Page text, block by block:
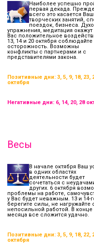
Наиболее успешно
первая декада. Прежде
всего это касается
творческих занятий,
поездок, бизнеса.
упражнения, медитация окажут
Вас положительное
13, 14 и 20 октября соблюдайте
осторожность. Возможны
конфликты с партнерами и с
представителями закона.
Позитивные дни: 3, 5, 9, 18, 23,
октября
Негативные дни: 6, 14, 20, 28
Весы
В начале октября Ваш
в одних областях
деятельности будет
сочетаться с
других. 6 октября
проблемы на работе,
у Вас будет неважным. 13 и 14-
берегите силы, не нагружайте
непосильной работой. В конце
месяца все сложится удачно.
Позитивные дни: 3, 5, 9, 18, 22,
октября